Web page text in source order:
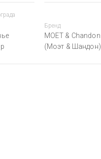
Бренд
MOET & Chandon
(Моэт & Шандон)